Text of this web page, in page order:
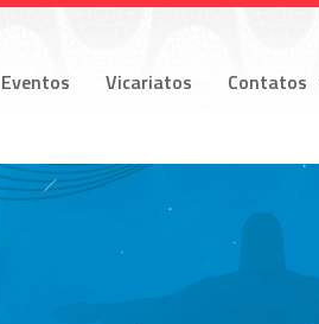
Eventos Vicariatos Contatos